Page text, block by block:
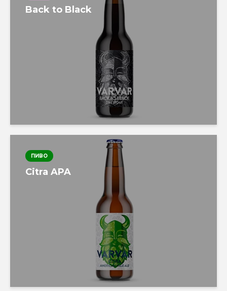
Back to Black
ПИВО
Citra APA